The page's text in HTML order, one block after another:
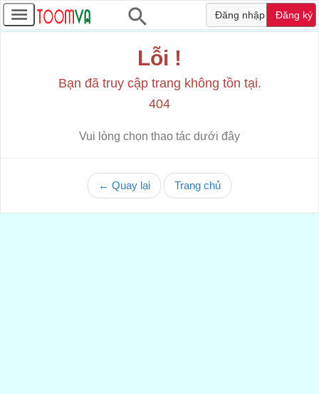
Đăng nhập Đăng ký
Lỗi !
Bạn đã truy cập trang không tồn tại.
404
Vui lòng chọn thao tác dưới đây
← Quay lại Trang chủ